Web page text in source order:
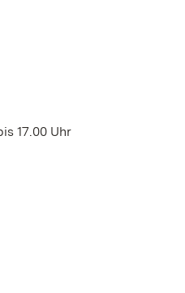
17.00 Uhr